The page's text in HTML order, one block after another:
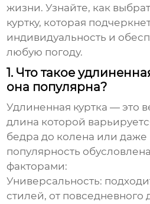
жизни. Узнайте, как
куртку, которая
индивидуальность и
любую погоду.
1. Что такое
она популярна?
Удлиненная куртка — это
длина которой
бедра до колена или
популярность
факторами:
Универсальность:
стилей, от повседневного